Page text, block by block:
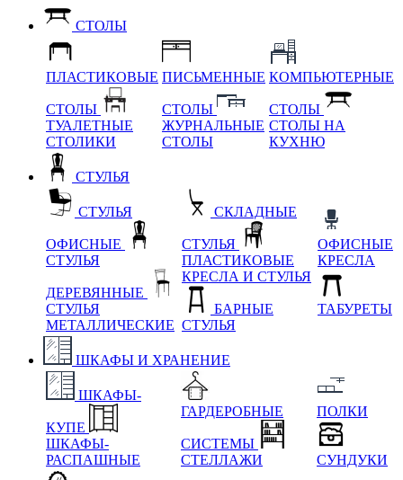
СТОЛЫ
ПЛАСТИКОВЫЕ
СТОЛЫ
ТУАЛЕТНЫЕ
СТОЛИКИ
ПИСЬМЕННЫЕ
СТОЛЫ
ЖУРНАЛЬНЫЕ
СТОЛЫ
КОМПЬЮТЕРНЫЕ
СТОЛЫ
СТОЛЫ НА
КУХНЮ
СТУЛЬЯ
СТУЛЬЯ
ОФИСНЫЕ
СТУЛЬЯ
ДЕРЕВЯННЫЕ
СТУЛЬЯ
МЕТАЛЛИЧЕСКИЕ
СКЛАДНЫЕ
СТУЛЬЯ
ПЛАСТИКОВЫЕ
КРЕСЛА И СТУЛЬЯ
БАРНЫЕ
СТУЛЬЯ
ОФИСНЫЕ
КРЕСЛА
ТАБУРЕТЫ
ШКАФЫ И ХРАНЕНИЕ
ШКАФЫ-
КУПЕ
ШКАФЫ-
РАСПАШНЫЕ
ГАРДЕРОБНЫЕ
СИСТЕМЫ
СТЕЛЛАЖИ
ПОЛКИ
СУНДУКИ